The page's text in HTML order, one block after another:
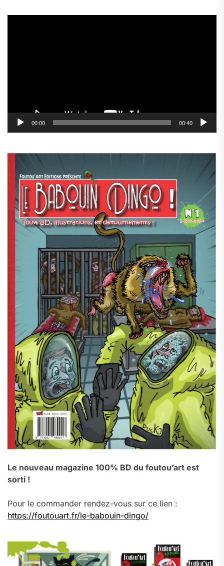
00:00 00:40
Le nouveau magazine 100% BD du foutou’art est
sorti !
Pour le commander rendez-vous sur ce lien :
https://foutouart.fr/le-babouin-dingo/